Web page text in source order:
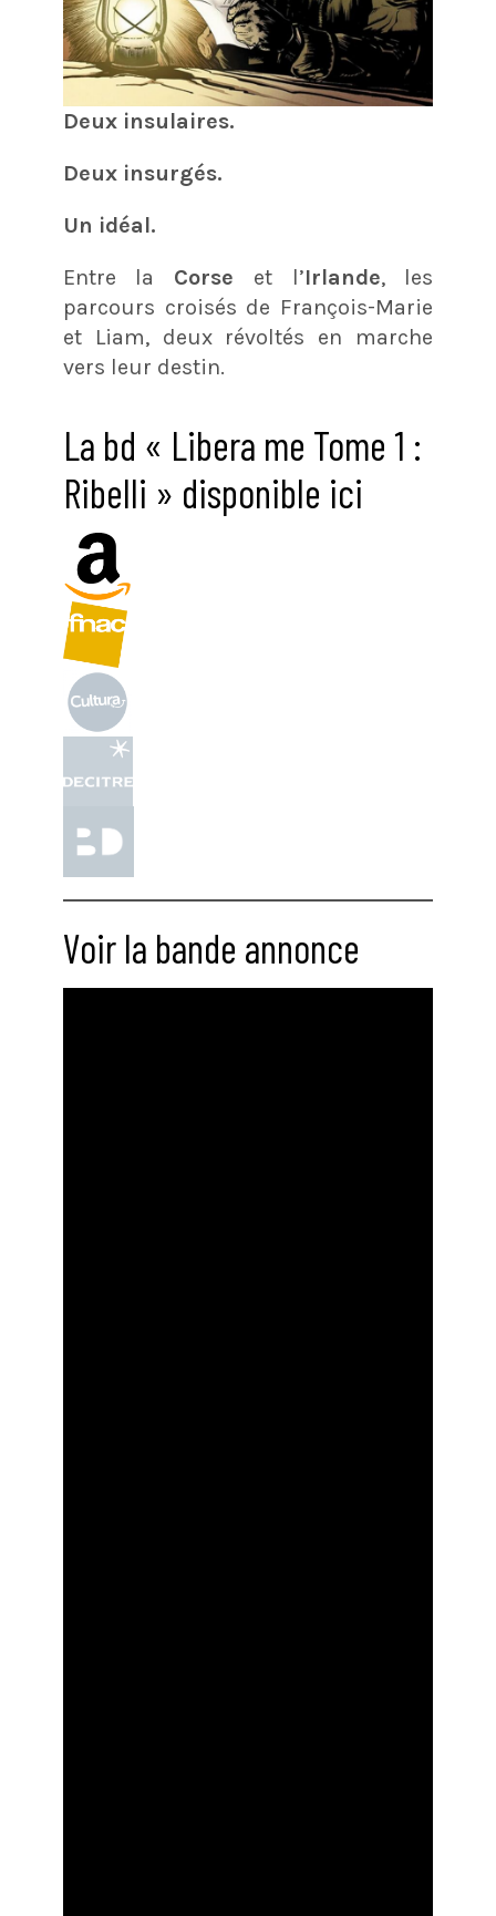
Deux insulaires.
Deux insurgés.
Un idéal.
Entre la Corse et l’Irlande, les
parcours croisés de François-Marie
et Liam, deux révoltés en marche
vers leur destin.
La bd « Libera me Tome 1 :
Ribelli » disponible ici
Voir la bande annonce